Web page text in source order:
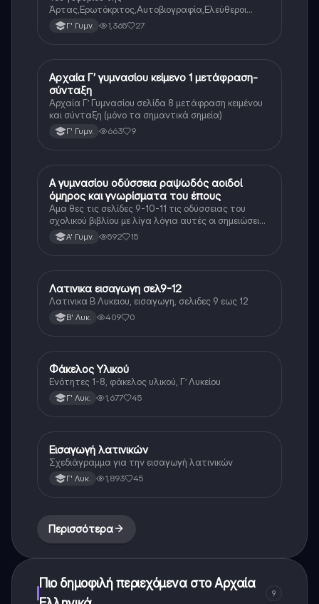
Άρτας,Ερωτόκριτος,Αυτοβιογραφία,Ελεύθεροι
Πολιορκημένοι,Όσο μπορείς,Γιατί μ’αγάπησες,Ένας
ρώσος συνταγματάρχης στη Λάρισα,Ο Παχύς και ο
Γ' Γυμν. 1,365 27
Αρχαία Ελληνικά
Αρχαία Γ’ γυμνασίου κείμενο 1 μετάφραση-
σύνταξη
Αρχαία Γ’ Γυμνασίου σελίδα 8 μετάφραση κειμένου
και σύνταξη (μόνο τα σημαντικά σημεία)
Γ' Γυμν. 663 9
Αρχαία Ελληνικά
Α γυμνασίου οδύσσεια ραψωδός αοιδοί
όμηρος και γνωρίσματα του έπους
Αμα θες τις σελίδες 9-10-11 τις οδύσσειας του
σχολικού βιβλίου με λίγα λόγια αυτές οι σημειώσεις
θα σε βοηθήσουν αρκετά στο διάβασμα σου
Α' Γυμν. 592 15
Νέα Ελληνικά
Λατινικα εισαγωγη σελ9-12
Λατινικα Β Λυκειου, εισαγωγη, σελιδες 9 εως 12
Β' Λυκ. 409 0
Αρχαία Ελληνικά
Φάκελος Υλικού
Ενότητες 1-8, φάκελος υλικού, Γ’ Λυκείου
Γ' Λυκ. 1,677 45
Λατινικά
Εισαγωγή λατινικών
Σχεδιάγραμμα για την εισαγωγή λατινικών
Γ' Λυκ. 1,893 45
Περισσότερα
Πιο δημοφιλή περιεχόμενα στο Αρχαία
9